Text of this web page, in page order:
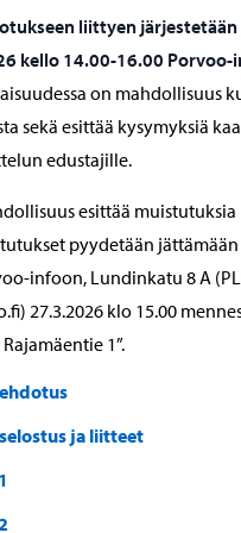
liittyen
kello 14.00-16.00 Porvoo-
on mahdollisuus
sekä esittää kysymyksiä
edustajille.
esittää
pyydetään
infoon, Lundinkatu 8 A
27.3.2026 klo 15.00
1”.
ja liitteet